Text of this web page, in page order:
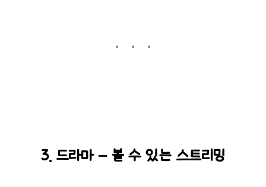
3. 드라마 – 볼 수 있는 스트리밍